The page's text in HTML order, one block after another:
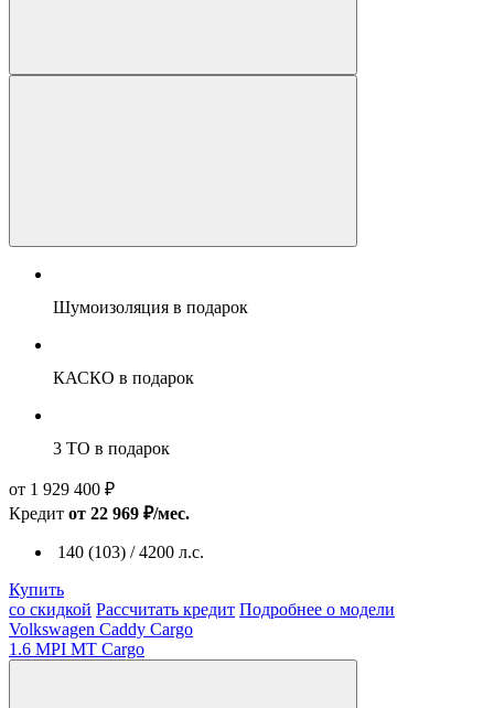
Шумоизоляция в подарок
КАСКО в подарок
3 ТО в подарок
от 1 929 400 ₽
Кредит от 22 969 ₽/мес.
140 (103) / 4200 л.с.
Купить
со скидкой Рассчитать кредит Подробнее о модели
Volkswagen Caddy Cargo
1.6 MPI MT Cargo